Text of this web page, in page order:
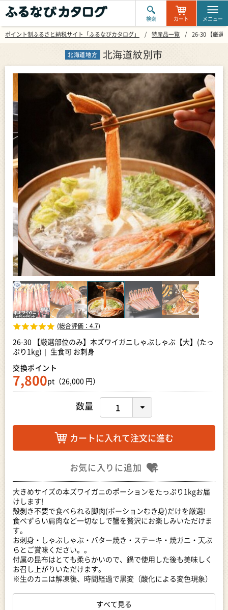
検索 カート メニュー
ポイント制ふるさと納税サイト「ふるなびカタログ」 特産品一覧 26-30 【厳選
北海道地方 北海道紋別市
(総合評価： 4.7)
26-30 【厳選部位のみ】本ズワイガニしゃぶしゃぶ【大】(たっ
ぷり1kg)｜ 生食可 お刺身
交換ポイント
7,800pt（26,000 円）
数量
カートに入れて注文に進む
お気に入りに追加
大きめサイズの本ズワイガニのポーションをたっぷり1kgお届
けします!
殻剥き不要で食べられる脚肉(ポーションむき身)だけを厳選!
食べずらい肩肉など一切なしで蟹を贅沢にお楽しみいただけま
す。
お刺身・しゃぶしゃぶ・バター焼き・ステーキ・焼ガニ・天ぷ
らとご賞味ください。。
付属の昆布はとても柔らかいので、鍋で使用した後も美味しく
お召し上がりいただけます。
※生のカニは解凍後、時間経過で黒変（酸化による変色現象）
※画像はイメージです。
すべて見る